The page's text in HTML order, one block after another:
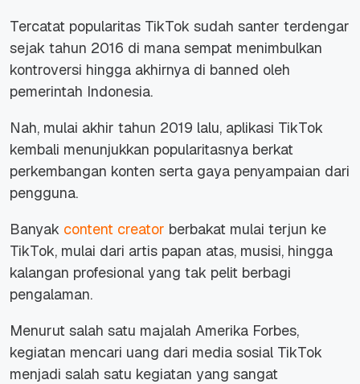
Tercatat popularitas TikTok sudah santer terdengar
sejak tahun 2016 di mana sempat menimbulkan
kontroversi hingga akhirnya di banned oleh
pemerintah Indonesia.
Nah, mulai akhir tahun 2019 lalu, aplikasi TikTok
kembali menunjukkan popularitasnya berkat
perkembangan konten serta gaya penyampaian dari
pengguna.
Banyak content creator berbakat mulai terjun ke
TikTok, mulai dari artis papan atas, musisi, hingga
kalangan profesional yang tak pelit berbagi
pengalaman.
Menurut salah satu majalah Amerika Forbes,
kegiatan mencari uang dari media sosial TikTok
menjadi salah satu kegiatan yang sangat